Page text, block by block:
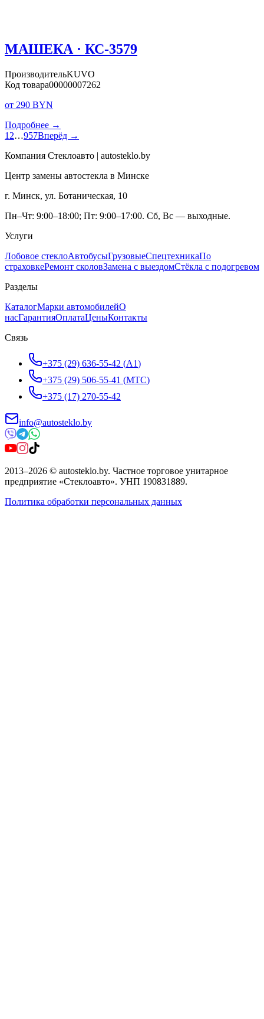
МАШЕКА · КС-3579
ПроизводительKUVO
Код товара00000007262
от 290 BYN
Подробнее →
1 2…957Вперёд →
Компания Стеклоавто | autosteklo.by
Центр замены автостекла в Минске
г. Минск, ул. Ботаническая, 10
Пн–Чт: 9:00–18:00; Пт: 9:00–17:00. Сб, Вс — выходные.
Услуги
Лобовое стеклоАвтобусыГрузовыеСпецтехникаПо
страховкеРемонт сколовЗамена с выездомСтёкла с подогревом
Разделы
КаталогМарки автомобилейО
насГарантияОплатаЦеныКонтакты
Связь
+375 (29) 636-55-42 (A1)
+375 (29) 506-55-41 (МТС)
+375 (17) 270-55-42
info@autosteklo.by
2013–2026 © autosteklo.by. Частное торговое унитарное
предприятие «Стеклоавто». УНП 190831889.
Политика обработки персональных данных